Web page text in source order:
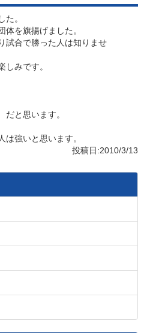
。
を旗揚げました。
試合で勝った人は知りませ
しみです。
と思います。
は強いと思います。
投稿日:2010/3/13